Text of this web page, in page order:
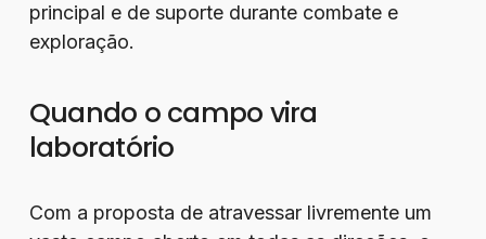
principal e de suporte durante combate e
exploração.
Quando o campo vira
laboratório
Com a proposta de atravessar livremente um